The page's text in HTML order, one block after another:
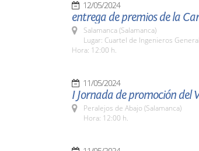
12/05/2024
entrega de premios de la
Salamanca (Salamanca)
Lugar: Cuartel de Ingenieros
Hora: 12:00 h.
11/05/2024
I Jornada de promoción del
Peralejos de Abajo (Salamanca)
Hora: 12:00 h.